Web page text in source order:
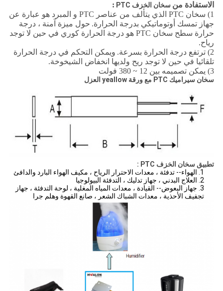
الاستفادة من سخان الخزف PTC
:
1) سخان PTC الذي يتألف من عناصر PTC و المبرد هو عبارة عن
جهاز تمسك أوتوماتيكي بدرجة الحرارة. حول ميزة آمنة ، درجة
حرارة سطح سخان PTC هو درجة الحرارة كوري في حين لا توجد
رياح.
2) ترتفع درجة الحرارة بسرعة.
ويمكن التحكم في درجة الحرارة
تلقائيا في حين لا توجد ريح ولديها انخفاض الشيخوخة.
3) يمكن تصميمه بين 12 ~ 380 فولت
سخان سيراميك PTC مع ورقة yeallow العزل
تطبيق سخان الخزف PTC
:
1. الهواء-- تدفئة ، معدات الاحترار الرياح ، مكيف الهواء البارد والدافئ
2. العلاج البدني ، جهاز تدليك ، التدفئة البيولوجيا
3. جهاز البعوض-- القيادة ، معدات المياه المغلية ، لوحة التدفئة ، جهاز
تجفيف الأحذية ، معدات الشباك الشعر ، صانع القهوة وهلم جرا